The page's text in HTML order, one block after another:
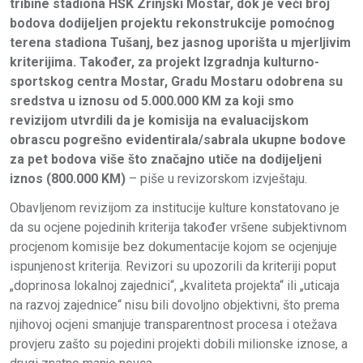
tribine stadiona HŠK Zrinjski Mostar, dok je veći broj
bodova dodijeljen projektu rekonstrukcije pomoćnog
terena stadiona Tušanj, bez jasnog uporišta u mjerljivim
kriterijima. Također, za projekt Izgradnja kulturno-
sportskog centra Mostar, Gradu Mostaru odobrena su
sredstva u iznosu od 5.000.000 KM za koji smo
revizijom utvrdili da je komisija na evaluacijskom
obrascu pogrešno evidentirala/sabrala ukupne bodove
za pet bodova više što značajno utiče na dodijeljeni
iznos (800.000 KM) – piše u revizorskom izvještaju.
Obavljenom revizijom za institucije kulture konstatovano je
da su ocjene pojedinih kriterija također vršene subjektivnom
procjenom komisije bez dokumentacije kojom se ocjenjuje
ispunjenost kriterija. Revizori su upozorili da kriteriji poput
„doprinosa lokalnoj zajednici“, „kvaliteta projekta“ ili „uticaja
na razvoj zajednice“ nisu bili dovoljno objektivni, što prema
njihovoj ocjeni smanjuje transparentnost procesa i otežava
provjeru zašto su pojedini projekti dobili milionske iznose, a